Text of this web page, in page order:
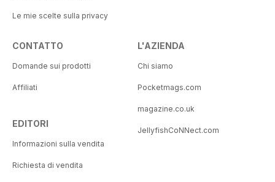
Le mie scelte sulla privacy
CONTATTO
Domande sui prodotti
Affiliati
EDITORI
Informazioni sulla vendita
Richiesta di vendita
L'AZIENDA
Chi siamo
Pocketmags.com
magazine.co.uk
JellyfishCoNNect.com